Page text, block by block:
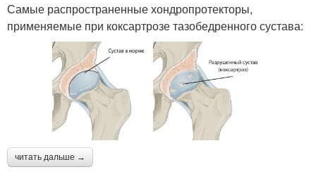
Самые распространенные хондропротекторы,
применяемые при коксартрозе тазобедренного сустава:
читать дальше →